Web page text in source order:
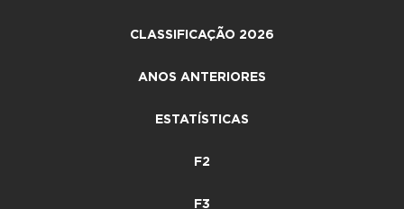
CLASSIFICAÇÃO 2026
ANOS ANTERIORES
ESTATÍSTICAS
F2
F3